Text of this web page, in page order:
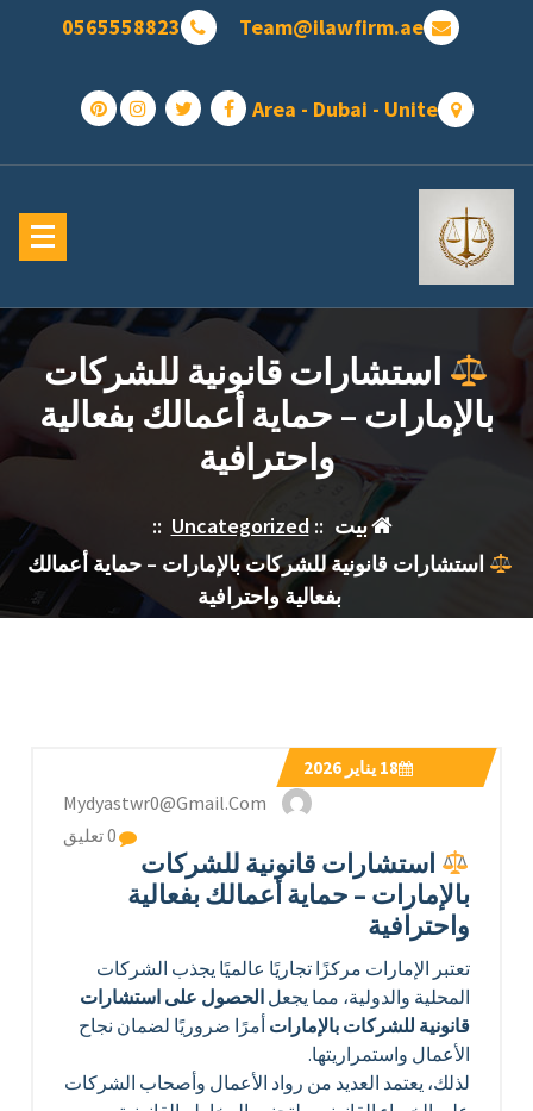
Team@ilawfirm.ae
0565558823
Area - Dubai - Unite
استشارات قانونية للشركات
بالإمارات – حماية أعمالك بفعالية
واحترافية
بيت ::
Uncategorized
::
استشارات قانونية للشركات بالإمارات – حماية أعمالك
بفعالية واحترافية
18يناير 2026
Mydyastwr0@gmail.com
0 تعليق
استشارات قانونية للشركات
بالإمارات – حماية أعمالك بفعالية
واحترافية
تعتبر الإمارات مركزًا تجاريًا عالميًا يجذب الشركات
المحلية والدولية، مما يجعل الحصول على استشارات
قانونية للشركات بالإماراتأمرًا ضروريًا لضمان نجاح
الأعمال واستمراريتها.
لذلك، يعتمد العديد من رواد الأعمال وأصحاب الشركات